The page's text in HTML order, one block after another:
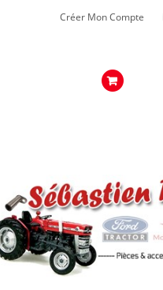
Créer Mon Compte